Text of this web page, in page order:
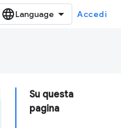
Accedi
Su questa
pagina